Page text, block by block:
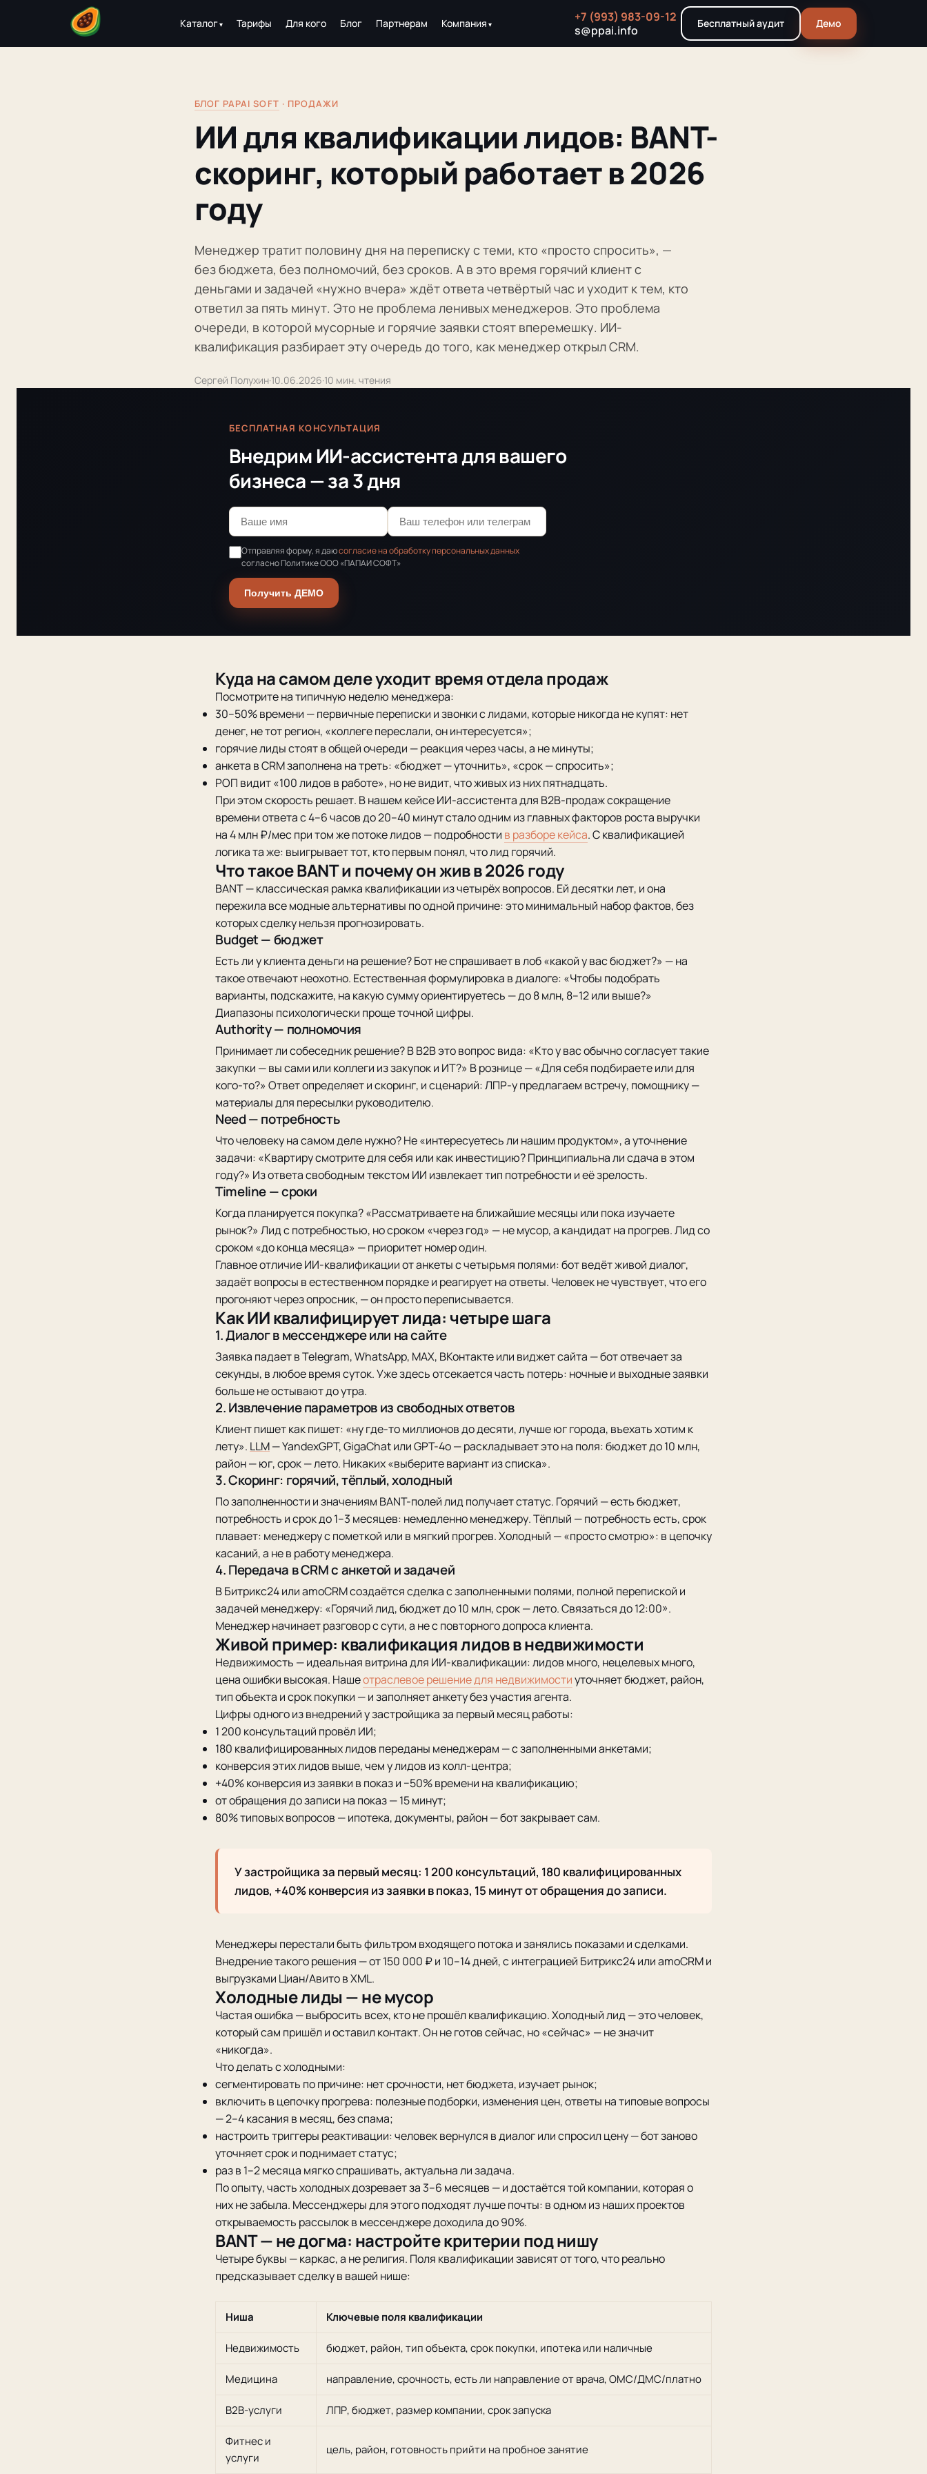
Каталог Тарифы Для кого Блог Партнерам Компания
+7 (993) 983-09-12
s@ppai.info
Бесплатный аудит Демо
БЛОГ PAPAI SOFT · ПРОДАЖИ
ИИ для квалификации лидов: BANT-
скоринг, который работает в 2026
году
Менеджер тратит половину дня на переписку с теми, кто «просто спросить», —
без бюджета, без полномочий, без сроков. А в это время горячий клиент с
деньгами и задачей «нужно вчера» ждёт ответа четвёртый час и уходит к тем, кто
ответил за пять минут. Это не проблема ленивых менеджеров. Это проблема
очереди, в которой мусорные и горячие заявки стоят вперемешку. ИИ-
квалификация разбирает эту очередь до того, как менеджер открыл CRM.
Сергей Полухин·10.06.2026·10 мин. чтения
БЕСПЛАТНАЯ КОНСУЛЬТАЦИЯ
Внедрим ИИ-ассистента для вашего
бизнеса — за 3 дня
Отправляя форму, я даюсогласие на обработку персональных данных
согласно Политике ООО «ПАПАИ СОФТ»
Получить ДЕМО
Куда на самом деле уходит время отдела продаж
Посмотрите на типичную неделю менеджера:
30–50% времени — первичные переписки и звонки с лидами, которые никогда не купят: нет
денег, не тот регион, «коллеге переслали, он интересуется»;
горячие лиды стоят в общей очереди — реакция через часы, а не минуты;
анкета в CRM заполнена на треть: «бюджет — уточнить», «срок — спросить»;
РОП видит «100 лидов в работе», но не видит, что живых из них пятнадцать.
При этом скорость решает. В нашем кейсе ИИ-ассистента для B2B-продаж сокращение
времени ответа с 4–6 часов до 20–40 минут стало одним из главных факторов роста выручки
на 4 млн ₽/мес при том же потоке лидов — подробности в разборе кейса. С квалификацией
логика та же: выигрывает тот, кто первым понял, что лид горячий.
Что такое BANT и почему он жив в 2026 году
BANT — классическая рамка квалификации из четырёх вопросов. Ей десятки лет, и она
пережила все модные альтернативы по одной причине: это минимальный набор фактов, без
которых сделку нельзя прогнозировать.
Budget — бюджет
Есть ли у клиента деньги на решение? Бот не спрашивает в лоб «какой у вас бюджет?» — на
такое отвечают неохотно. Естественная формулировка в диалоге: «Чтобы подобрать
варианты, подскажите, на какую сумму ориентируетесь — до 8 млн, 8–12 или выше?»
Диапазоны психологически проще точной цифры.
Authority — полномочия
Принимает ли собеседник решение? В B2B это вопрос вида: «Кто у вас обычно согласует такие
закупки — вы сами или коллеги из закупок и ИТ?» В рознице — «Для себя подбираете или для
кого-то?» Ответ определяет и скоринг, и сценарий: ЛПР-у предлагаем встречу, помощнику —
материалы для пересылки руководителю.
Need — потребность
Что человеку на самом деле нужно? Не «интересуетесь ли нашим продуктом», а уточнение
задачи: «Квартиру смотрите для себя или как инвестицию? Принципиальна ли сдача в этом
году?» Из ответа свободным текстом ИИ извлекает тип потребности и её зрелость.
Timeline — сроки
Когда планируется покупка? «Рассматриваете на ближайшие месяцы или пока изучаете
рынок?» Лид с потребностью, но сроком «через год» — не мусор, а кандидат на прогрев. Лид со
сроком «до конца месяца» — приоритет номер один.
Главное отличие ИИ-квалификации от анкеты с четырьмя полями: бот ведёт живой диалог,
задаёт вопросы в естественном порядке и реагирует на ответы. Человек не чувствует, что его
прогоняют через опросник, — он просто переписывается.
Как ИИ квалифицирует лида: четыре шага
1. Диалог в мессенджере или на сайте
Заявка падает в Telegram, WhatsApp, MAX, ВКонтакте или виджет сайта — бот отвечает за
секунды, в любое время суток. Уже здесь отсекается часть потерь: ночные и выходные заявки
больше не остывают до утра.
2. Извлечение параметров из свободных ответов
Клиент пишет как пишет: «ну где-то миллионов до десяти, лучше юг города, въехать хотим к
лету». LLM— YandexGPT, GigaChat или GPT-4o — раскладывает это на поля: бюджет до 10 млн,
район — юг, срок — лето. Никаких «выберите вариант из списка».
3. Скоринг: горячий, тёплый, холодный
По заполненности и значениям BANT-полей лид получает статус. Горячий — есть бюджет,
потребность и срок до 1–3 месяцев: немедленно менеджеру. Тёплый — потребность есть, срок
плавает: менеджеру с пометкой или в мягкий прогрев. Холодный — «просто смотрю»: в цепочку
касаний, а не в работу менеджера.
4. Передача в CRM с анкетой и задачей
В Битрикс24 или amoCRM создаётся сделка с заполненными полями, полной перепиской и
задачей менеджеру: «Горячий лид, бюджет до 10 млн, срок — лето. Связаться до 12:00».
Менеджер начинает разговор с сути, а не с повторного допроса клиента.
Живой пример: квалификация лидов в недвижимости
Недвижимость — идеальная витрина для ИИ-квалификации: лидов много, нецелевых много,
цена ошибки высокая. Нашеотраслевое решение для недвижимостиуточняет бюджет, район,
тип объекта и срок покупки — и заполняет анкету без участия агента.
Цифры одного из внедрений у застройщика за первый месяц работы:
1 200 консультаций провёл ИИ;
180 квалифицированных лидов переданы менеджерам — с заполненными анкетами;
конверсия этих лидов выше, чем у лидов из колл-центра;
+40% конверсия из заявки в показ и −50% времени на квалификацию;
от обращения до записи на показ — 15 минут;
80% типовых вопросов — ипотека, документы, район — бот закрывает сам.
У застройщика за первый месяц: 1 200 консультаций, 180 квалифицированных
лидов, +40% конверсия из заявки в показ, 15 минут от обращения до записи.
Менеджеры перестали быть фильтром входящего потока и занялись показами и сделками.
Внедрение такого решения — от 150 000 ₽ и 10–14 дней, с интеграцией Битрикс24 или amoCRM и
выгрузками Циан/Авито в XML.
Холодные лиды — не мусор
Частая ошибка — выбросить всех, кто не прошёл квалификацию. Холодный лид — это человек,
который сам пришёл и оставил контакт. Он не готов сейчас, но «сейчас» — не значит
«никогда».
Что делать с холодными:
сегментировать по причине: нет срочности, нет бюджета, изучает рынок;
включить в цепочку прогрева: полезные подборки, изменения цен, ответы на типовые вопросы
— 2–4 касания в месяц, без спама;
настроить триггеры реактивации: человек вернулся в диалог или спросил цену — бот заново
уточняет срок и поднимает статус;
раз в 1–2 месяца мягко спрашивать, актуальна ли задача.
По опыту, часть холодных дозревает за 3–6 месяцев — и достаётся той компании, которая о
них не забыла. Мессенджеры для этого подходят лучше почты: в одном из наших проектов
открываемость рассылок в мессенджере доходила до 90%.
BANT — не догма: настройте критерии под нишу
Четыре буквы — каркас, а не религия. Поля квалификации зависят от того, что реально
предсказывает сделку в вашей нише:
Ниша Ключевые поля квалификации
Недвижимость бюджет, район, тип объекта, срок покупки, ипотека или наличные
Медицина направление, срочность, есть ли направление от врача, ОМС/ДМС/платно
B2B-услуги ЛПР, бюджет, размер компании, срок запуска
Фитнес и
услуги
цель, район, готовность прийти на пробное занятие